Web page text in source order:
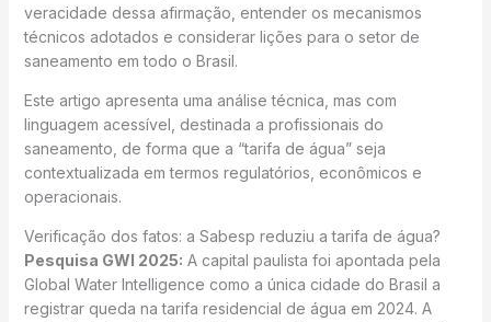
veracidade dessa afirmação, entender os mecanismos
técnicos adotados e considerar lições para o setor de
saneamento em todo o Brasil.
Este artigo apresenta uma análise técnica, mas com
linguagem acessível, destinada a profissionais do
saneamento, de forma que a “tarifa de água” seja
contextualizada em termos regulatórios, econômicos e
operacionais.
Verificação dos fatos: a Sabesp reduziu a tarifa de água?
Pesquisa GWI 2025: A capital paulista foi apontada pela
Global Water Intelligence como a única cidade do Brasil a
registrar queda na tarifa residencial de água em 2024. A